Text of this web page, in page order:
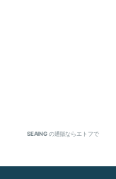
SEAING の通販ならエトフで